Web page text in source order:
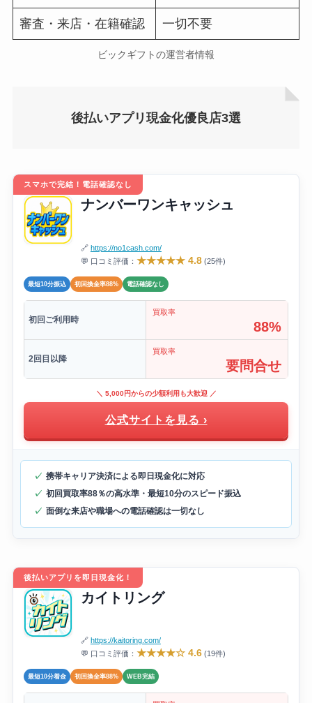
審査・来店・在籍確認 一切不要
ビックギフトの運営者情報
後払いアプリ現金化優良店3選
スマホで完結！電話確認なし
ナンバーワンキャッシュ
🔗 https://no1cash.com/
💬 口コミ評価： ★★★★★ 4.8(25件)
最短10分振込 初回換金率88% 電話確認なし
初回ご利用時
買取率
88%
2回目以降
買取率
要問合せ
＼ 5,000円からの少額利用も大歓迎 ／
公式サイトを見る ›
携帯キャリア決済による即日現金化に対応
初回買取率88％の高水準・最短10分のスピード振込
面倒な来店や職場への電話確認は一切なし
後払いアプリを即日現金化！
カイトリング
🔗 https://kaitoring.com/
💬 口コミ評価： ★★★★☆ 4.6(19件)
最短10分着金 初回換金率88% WEB完結